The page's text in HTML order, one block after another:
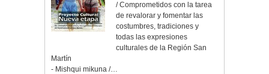
/ Comprometidos con la tarea
de revalorar y fomentar las
costumbres, tradiciones y
todas las expresiones
culturales de la Región San
Martín
- Mishqui mikuna /…